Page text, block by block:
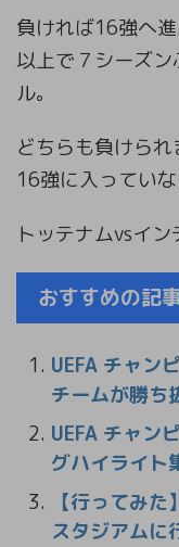
負ければ16強へ
以上で７シーズ
ル。
どちらも負けら
16強に入っていな
トッテナムvsイ
おすすめの記
UEFA チャン
チームが勝ち
UEFA チャン
グハイライト
【行ってみ
スタジアムに